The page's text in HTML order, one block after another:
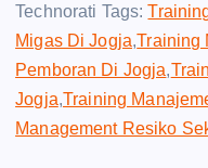
Technorati Tags:
Migas Di Jogja,Training
Pemboran Di Jogja,
Jogja,Training
Management Resiko